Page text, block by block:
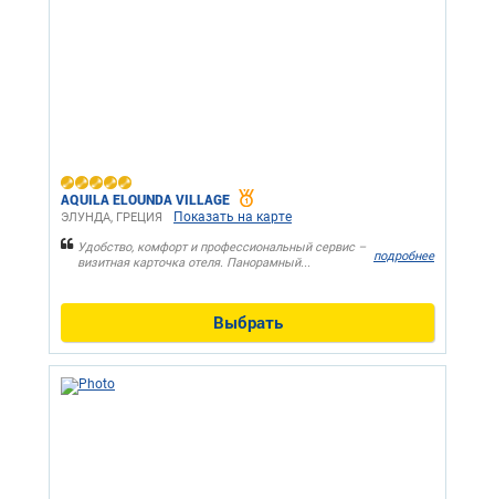
AQUILA ELOUNDA VILLAGE
ЭЛУНДА, ГРЕЦИЯ Показать на карте
Удобство, комфорт и профессиональный сервис –
визитная карточка отеля. Панорамный...
подробнее
Выбрать